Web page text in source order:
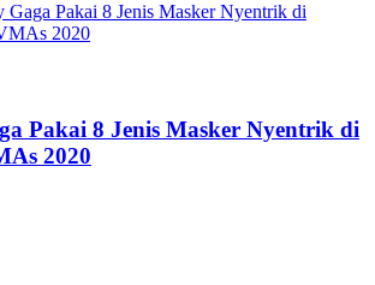
Pakai 8 Jenis Masker Nyentrik di
2020